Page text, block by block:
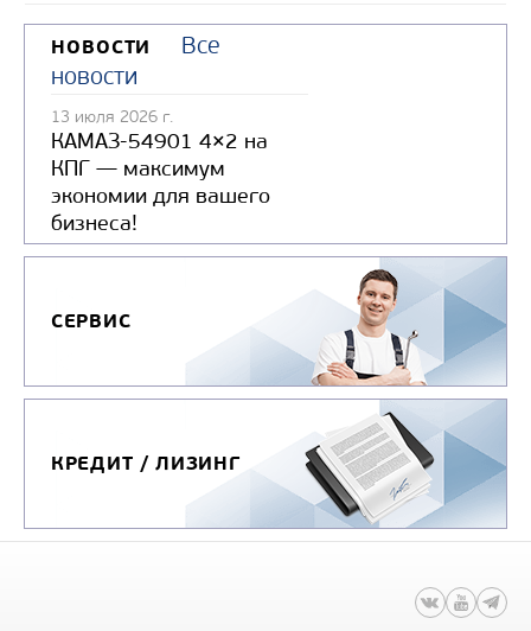
НОВОСТИ
Все
новости
13 июля 2026 г.
КАМАЗ-54901 4×2 на
КПГ — максимум
экономии для вашего
бизнеса!
СЕРВИС
КРЕДИТ / ЛИЗИНГ